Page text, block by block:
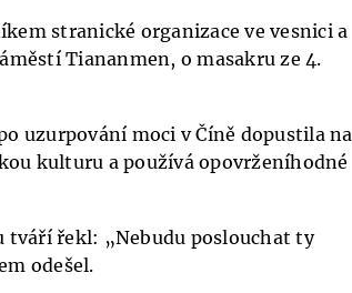
stranické organizace ve vesnici a
Tiananmen, o masakru ze 4.
uzurpování moci v Číně dopustila na
kulturu a používá opovrženíhodné
tváří řekl: „Nebudu poslouchat ty
odešel.